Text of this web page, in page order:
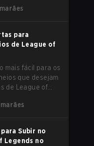
impactar
para
de League of
mais fácil para os
que desejam
de League of
Subir no
Legends no